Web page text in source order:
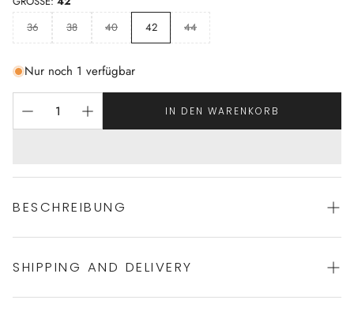
36
38 40 42 44
Nur noch 1 verfügbar
IN DEN WARENKORB
BESCHREIBUNG
Nachthemd von VERDIANI
SHIPPING AND DELIVERY